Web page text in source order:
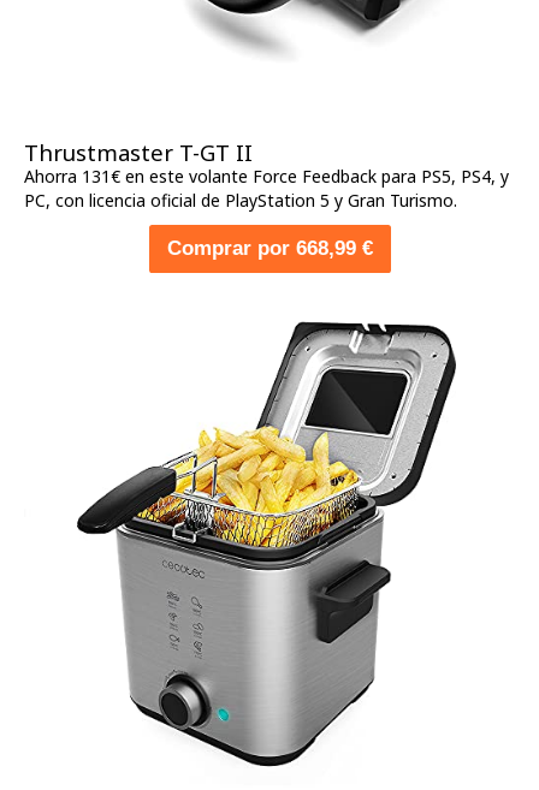
Thrustmaster T-GT II
Ahorra 131€ en este volante Force Feedback para PS5, PS4, y
PC, con licencia oficial de PlayStation 5 y Gran Turismo.
Comprar por 668,99 €